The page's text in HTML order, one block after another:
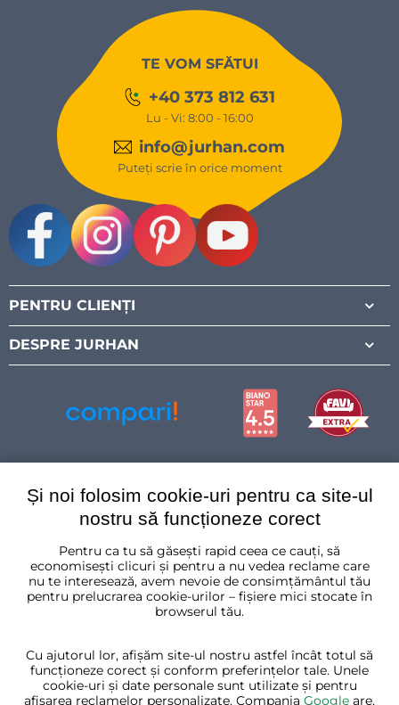
TE VOM SFĂTUI
+40 373 812 631
Lu - Vi: 8:00 - 16:00
info@jurhan.com
Puteți scrie în orice moment
PENTRU CLIENȚI
DESPRE JURHAN
România
Și noi folosim cookie-uri pentru ca site-ul
nostru să funcționeze corect
Pentru ca tu să găsești rapid ceea ce cauți, să
economisești clicuri și pentru a nu vedea reclame care
nu te interesează, avem nevoie de consimțământul tău
pentru prelucrarea cookie-urilor – fișiere mici stocate în
browserul tău.
Cu ajutorul lor, afișăm site-ul nostru astfel încât totul să
funcționeze corect și conform preferințelor tale. Unele
cookie-uri și date personale sunt utilizate și pentru
afișarea reclamelor personalizate. Compania Google are,